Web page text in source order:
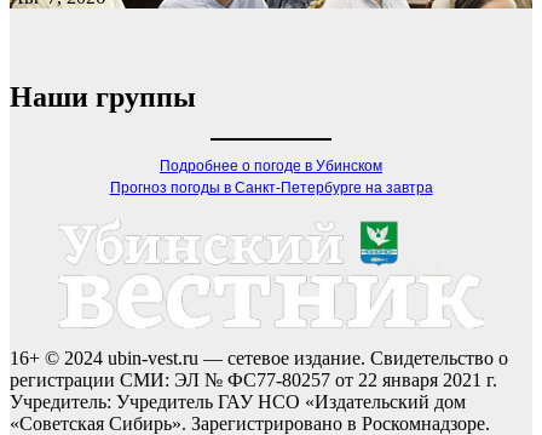
Наши группы
Подробнее о погоде в Убинском
Прогноз погоды в Санкт-Петербурге на завтра
16+ © 2024 ubin-vest.ru — сетевое издание. Свидетельство о
регистрации СМИ: ЭЛ № ФС77-80257 от 22 января 2021 г.
Учредитель: Учредитель ГАУ НСО «Издательский дом
«Советская Сибирь». Зарегистрировано в Роскомнадзоре.